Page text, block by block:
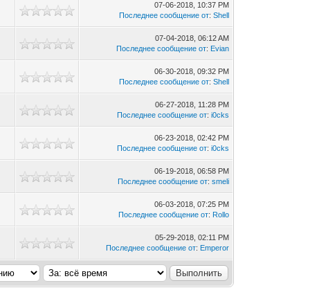
07-06-2018, 10:37 PM
Последнее сообщение от:Shell
07-04-2018, 06:12 AM
Последнее сообщение от: Evian
06-30-2018, 09:32 PM
Последнее сообщение от:Shell
06-27-2018, 11:28 PM
Последнее сообщение от:i0cks
06-23-2018, 02:42 PM
Последнее сообщение от:i0cks
06-19-2018, 06:58 PM
Последнее сообщение от:smeli
06-03-2018, 07:25 PM
Последнее сообщение от: Rollo
05-29-2018, 02:11 PM
Последнее сообщение от: Emperor